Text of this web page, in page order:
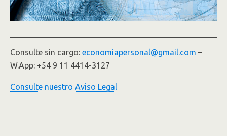
Consulte sin cargo: economiapersonal@gmail.com –
W.App: +54 9 11 4414-3127
Consulte nuestro Aviso Legal